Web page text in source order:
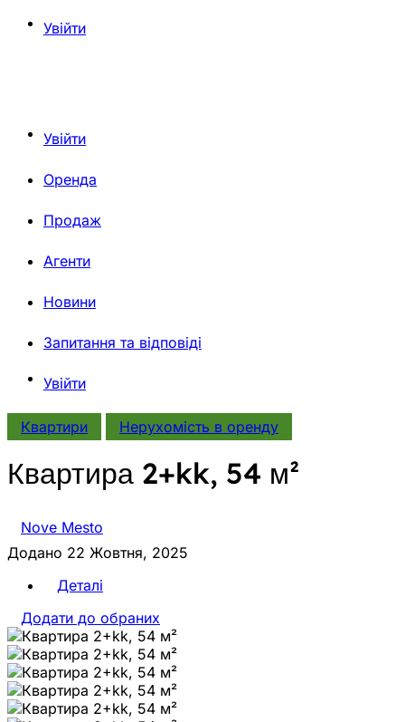
Увійти
Увійти
Оренда
Продаж
Агенти
Новини
Запитання та відповіді
Увійти
Квартири Нерухомiсть в оренду
Квартира 2+kk, 54 м²
Nove Mesto
Додано 22 Жовтня, 2025
Деталі
Додати до обраних